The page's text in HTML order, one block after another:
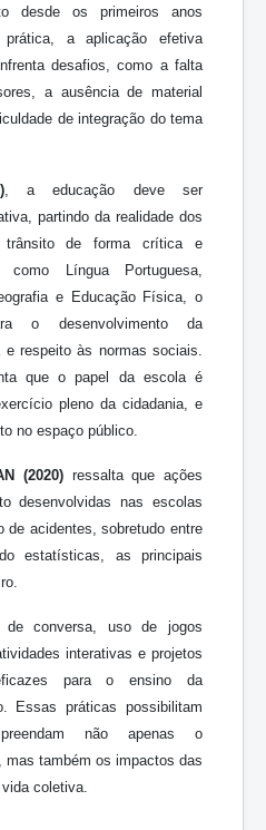
desde os primeiros anos
a aplicação efetiva
desafios, como a falta
a ausência de material
de integração do tema
, a educação deve ser
partindo da realidade dos
de forma crítica e
Língua Portuguesa,
e Educação Física, o
o desenvolvimento da
respeito às normas sociais.
que o papel da escola é
pleno da cidadania, e
no espaço público.
(2020)ressalta que ações
desenvolvidas nas escolas
de acidentes, sobretudo entre
estatísticas, as principais
de conversa, uso de jogos
interativas e projetos
para o ensino da
Essas práticas possibilitam
não apenas o
mas também os impactos das
coletiva.